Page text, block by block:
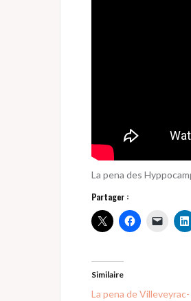
La pena des
Partager :
Similaire
La pena de